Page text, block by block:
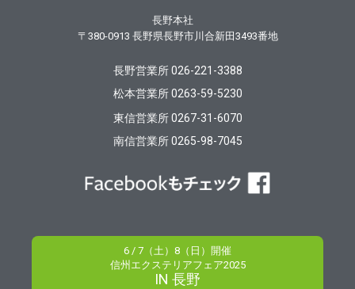
長野本社
〒380-0913 長野県長野市川合新田3493番地
長野営業所 026-221-3388
松本営業所 0263-59-5230
東信営業所 0267-31-6070
南信営業所 0265-98-7045
6 / 7（土）8（日）開催
信州エクステリアフェア2025
IN 長野